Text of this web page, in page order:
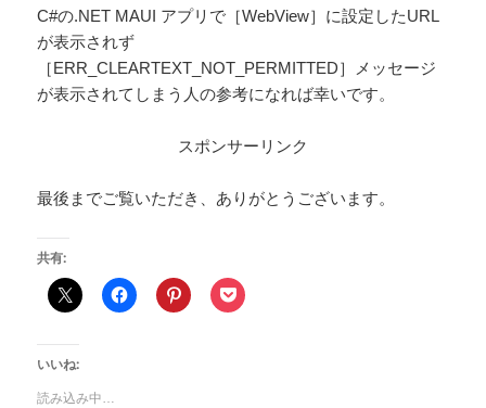
C#の.NET MAUI アプリで［WebView］に設定したURL
が表示されず
［ERR_CLEARTEXT_NOT_PERMITTED］メッセージ
が表示されてしまう人の参考になれば幸いです。
スポンサーリンク
最後までご覧いただき、ありがとうございます。
共有:
いいね:
読み込み中…